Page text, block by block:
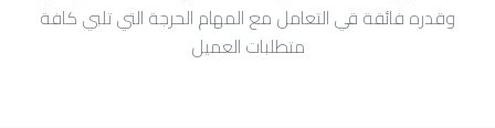
وقدره فائقة قي التعامل مع المهام الحرجة التي تلبي كافة
متطلبات العميل